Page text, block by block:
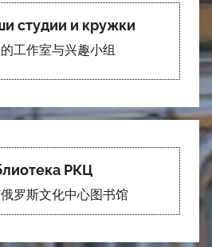
студии и кружки
工作室与兴趣小组
РКЦ
罗斯文化中心图书馆